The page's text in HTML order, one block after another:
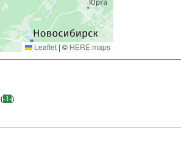
Leaflet | © HERE maps
(-1-)